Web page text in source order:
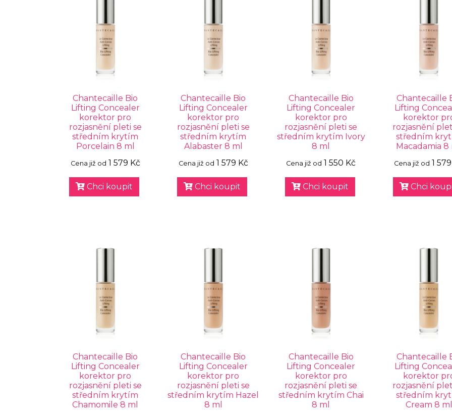
Chantecaille Bio
Lifting Concealer
korektor pro
rozjasnění pleti se
středním krytím
Porcelain 8 ml
Cena již od 1 579 Kč
Chci koupit
Chantecaille Bio
Lifting Concealer
korektor pro
rozjasnění pleti se
středním krytím
Alabaster 8 ml
Cena již od 1 579 Kč
Chci koupit
Chantecaille Bio
Lifting Concealer
korektor pro
rozjasnění pleti se
středním krytím Ivory
8 ml
Cena již od 1 550 Kč
Chci koupit
Chantecaille
Lifting
korektor
rozjasnění
středním
Macadamia 8
Cena již od 1
Chci
Chantecaille Bio
Lifting Concealer
korektor pro
rozjasnění pleti se
středním krytím
Chamomile 8 ml
Chantecaille Bio
Lifting Concealer
korektor pro
rozjasnění pleti se
středním krytím Hazel
8 ml
Chantecaille Bio
Lifting Concealer
korektor pro
rozjasnění pleti se
středním krytím Chai
8 ml
Chantecaille
Lifting
korektor
rozjasnění
středním
Cream 8 ml